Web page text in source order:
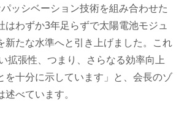
ッシベーション技術を組み合わせた
はわずか3年足らずで太陽電池モジュ
新たな水準へと引き上げました。これ
拡張性、つまり、さらなる効率向上
を十分に示しています」と、会長のゾ
べています。